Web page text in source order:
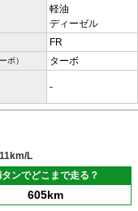
軽油
ディーゼル
FR
ボ） ターボ
-
11km/L
ンでどこまで走る？
605km